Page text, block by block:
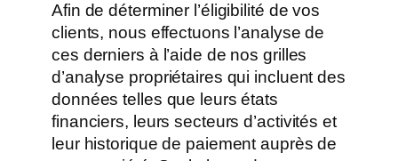
Afin de déterminer l’éligibilité de vos
clients, nous effectuons l’analyse de
ces derniers à l’aide de nos grilles
d’analyse propriétaires qui incluent des
données telles que leurs états
financiers, leurs secteurs d’activités et
leur historique de paiement auprès de